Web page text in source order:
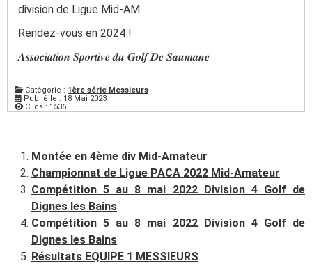
division de Ligue Mid-AM.
Rendez-vous en 2024 !
𝑨𝒔𝒔𝒐𝒄𝒊𝒂𝒕𝒊𝒐𝒏 𝑺𝒑𝒐𝒓𝒕𝒊𝒗𝒆 𝒅𝒖 𝑮𝒐𝒍𝒇 𝑫𝒆 𝑺𝒂𝒖𝒎𝒂𝒏𝒆
Catégorie : 1ère série Messieurs
Publié le : 18 Mai 2023
Clics : 1536
Montée en 4ème div Mid-Amateur
Championnat de Ligue PACA 2022 Mid-Amateur
Compétition 5 au 8 mai 2022 Division 4 Golf de
Dignes les Bains
Compétition 5 au 8 mai 2022 Division 4 Golf de
Dignes les Bains
Résultats EQUIPE 1 MESSIEURS